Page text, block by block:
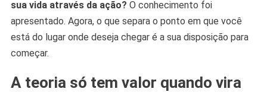
sua vida através da ação? O conhecimento foi
apresentado. Agora, o que separa o ponto em que você
está do lugar onde deseja chegar é a sua disposição para
começar.
A teoria só tem valor quando vira